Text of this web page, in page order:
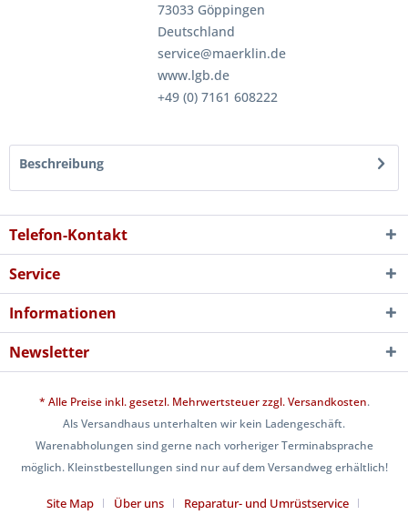
73033 Göppingen
Deutschland
service@maerklin.de
www.lgb.de
+49 (0) 7161 608222
Beschreibung
Telefon-Kontakt
Service
Informationen
Newsletter
* Alle Preise inkl. gesetzl. Mehrwertsteuer zzgl.Versandkosten.
Als Versandhaus unterhalten wir kein Ladengeschäft.
Warenabholungen sind gerne nach vorheriger Terminabsprache
möglich. Kleinstbestellungen sind nur auf dem Versandweg erhältlich!
Site Map Über uns Reparatur- und Umrüstservice